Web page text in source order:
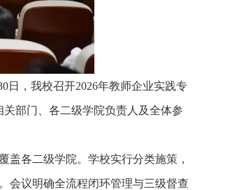
日，我校召开2026年教师企业实践专
部门、各二级学院负责人及全体参
盖各二级学院。学校实行分类施策，
会议明确全流程闭环管理与三级督查